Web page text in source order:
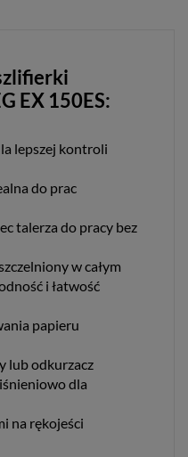
EX 150ES:
lepszej kontroli
do prac
talerza do pracy bez
w całym
i łatwość
papieru
lub odkurzacz
dla
na rękojeści